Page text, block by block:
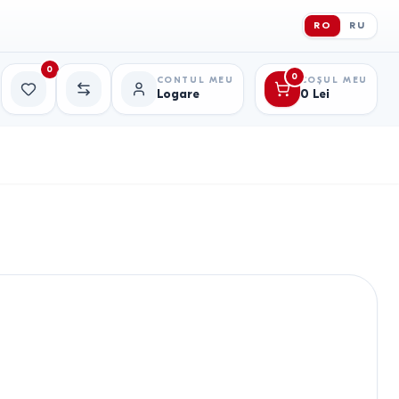
RO RU
Favorite
0
Comparație
CONTUL MEU
Logare
0 COȘUL MEU
0 Lei